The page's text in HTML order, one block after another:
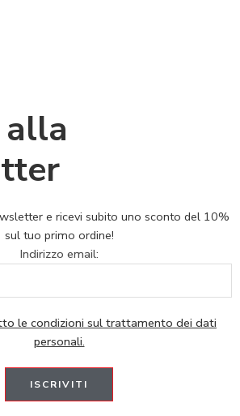
e ricevi subito uno sconto del 10%
sul tuo primo ordine!
Indirizzo email:
le condizioni sul trattamento dei dati
personali.